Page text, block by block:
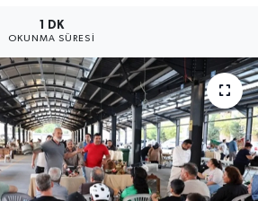
1 DK
OKUNMA SÜRESI